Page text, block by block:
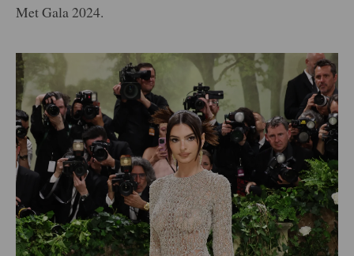
Met Gala 2024.